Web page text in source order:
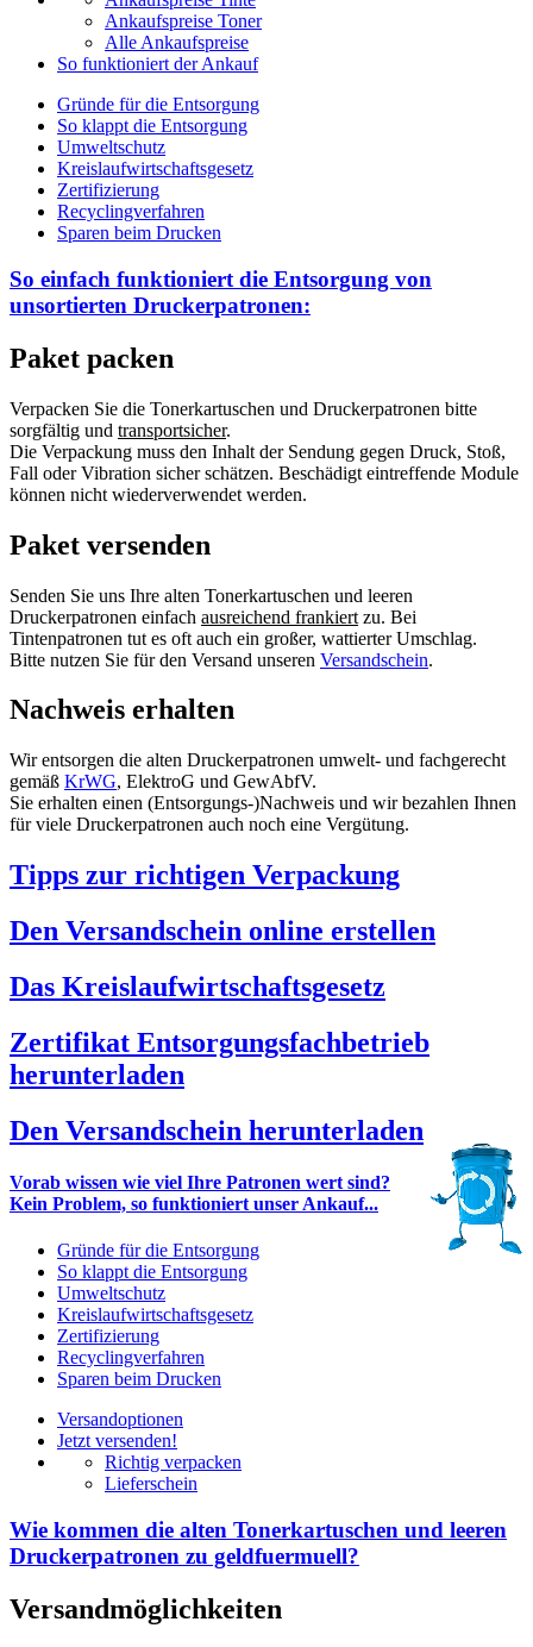
Ankaufspreise Toner
Alle Ankaufspreise
So funktioniert der Ankauf
Gründe für die Entsorgung
So klappt die Entsorgung
Umweltschutz
Kreislaufwirtschaftsgesetz
Zertifizierung
Recyclingverfahren
Sparen beim Drucken
So einfach funktioniert die Entsorgung von
unsortierten Druckerpatronen:
Paket packen
Verpacken Sie die Tonerkartuschen und Druckerpatronen bitte
sorgfältig und transportsicher.
Die Verpackung muss den Inhalt der Sendung gegen Druck, Stoß,
Fall oder Vibration sicher schätzen. Beschädigt eintreffende Module
können nicht wiederverwendet werden.
Paket versenden
Senden Sie uns Ihre alten Tonerkartuschen und leeren
Druckerpatronen einfach ausreichend frankiert zu. Bei
Tintenpatronen tut es oft auch ein großer, wattierter Umschlag.
Bitte nutzen Sie für den Versand unseren Versandschein.
Nachweis erhalten
Wir entsorgen die alten Druckerpatronen umwelt- und fachgerecht
gemäß KrWG, ElektroG und GewAbfV.
Sie erhalten einen (Entsorgungs-)Nachweis und wir bezahlen Ihnen
für viele Druckerpatronen auch noch eine Vergütung.
Tipps zur richtigen Verpackung
Den Versandschein online erstellen
Das Kreislaufwirtschaftsgesetz
Zertifikat Entsorgungsfachbetrieb
herunterladen
Den Versandschein herunterladen
Vorab wissen wie viel Ihre Patronen wert sind?
Kein Problem, so funktioniert unser Ankauf...
Gründe für die Entsorgung
So klappt die Entsorgung
Umweltschutz
Kreislaufwirtschaftsgesetz
Zertifizierung
Recyclingverfahren
Sparen beim Drucken
Versandoptionen
Jetzt versenden!
Richtig verpacken
Lieferschein
Wie kommen die alten Tonerkartuschen und leeren
Druckerpatronen zu geldfuermuell?
Versandmöglichkeiten